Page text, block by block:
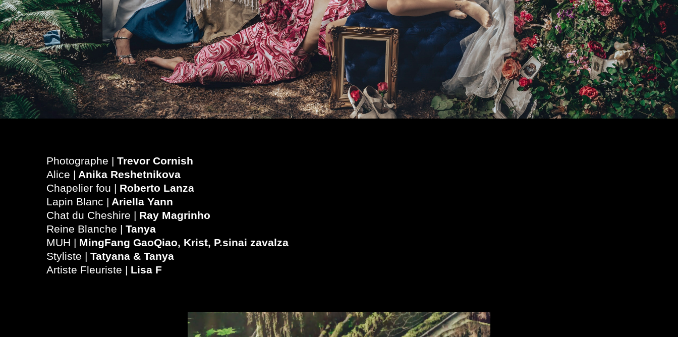
Photographe | Trevor Cornish
Alice | Anika Reshetnikova
Chapelier fou | Roberto Lanza
Lapin Blanc | Ariella Yann
Chat du Cheshire | Ray Magrinho
Reine Blanche | Tanya
MUH | MingFang GaoQiao, Krist, P.sinai zavalza
Styliste | Tatyana & Tanya
Artiste Fleuriste | Lisa F